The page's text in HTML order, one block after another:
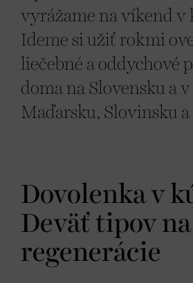
vyrážame na víkend v
Ideme si užiť rokmi
liečebné a oddychové
doma na Slovensku a
Maďarsku, Slovinsku a
Dovolenka v
Deväť tipov
regenerácie